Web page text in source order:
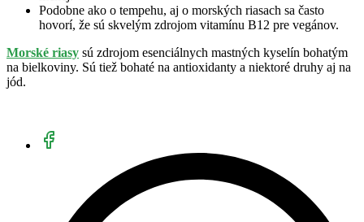
Podobne ako o tempehu, aj o morských riasach sa často
hovorí, že sú skvelým zdrojom vitamínu B12 pre vegánov.
Morské riasy sú zdrojom esenciálnych mastných kyselín bohatým
na bielkoviny. Sú tiež bohaté na antioxidanty a niektoré druhy aj na
jód.